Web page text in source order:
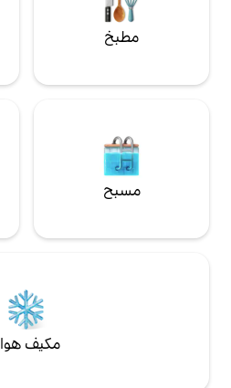
واي فاي
موقف سيارات مجاني
في المبنى